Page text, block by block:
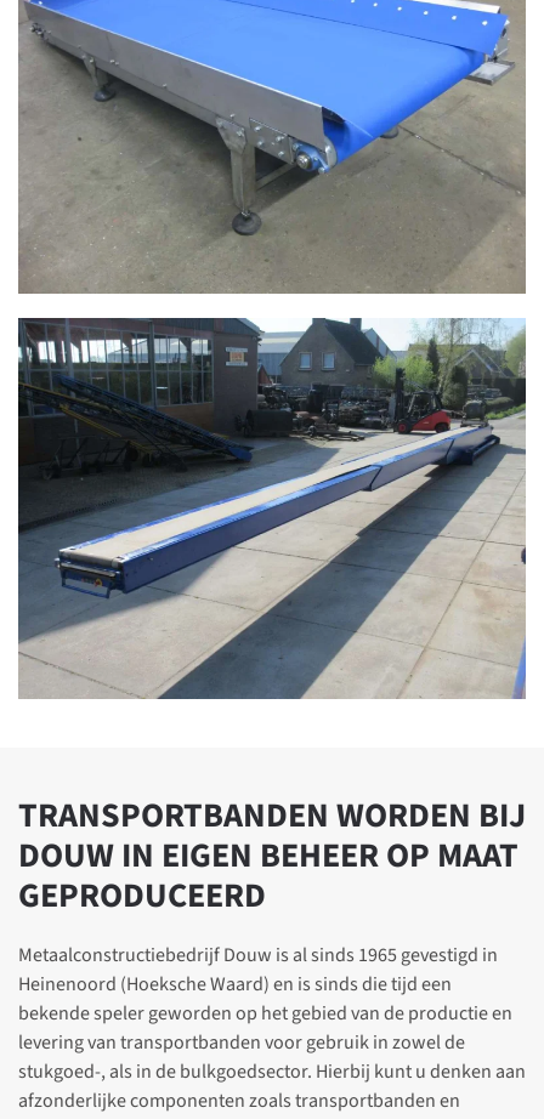
TRANSPORTBANDEN WORDEN BIJ
DOUW IN EIGEN BEHEER OP MAAT
GEPRODUCEERD
Metaalconstructiebedrijf Douw is al sinds 1965 gevestigd in
Heinenoord (Hoeksche Waard) en is sinds die tijd een
bekende speler geworden op het gebied van de productie en
levering van transportbanden voor gebruik in zowel de
stukgoed-, als in de bulkgoedsector. Hierbij kunt u denken aan
afzonderlijke componenten zoals transportbanden en